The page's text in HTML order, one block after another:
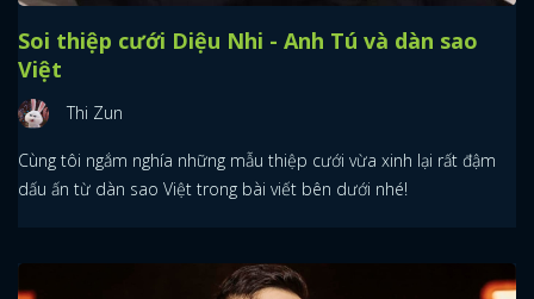
Soi thiệp cưới Diệu Nhi - Anh Tú và dàn sao
Việt
Thi Zun
Cùng tôi ngắm nghía những mẫu thiệp cưới vừa xinh lại rất đậm
dấu ấn từ dàn sao Việt trong bài viết bên dưới nhé!